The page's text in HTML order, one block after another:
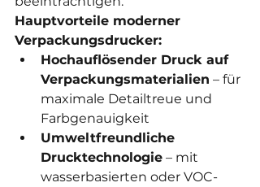
Hauptvorteile moderner
Verpackungsdrucker:
Hochauflösender Druck auf
Verpackungsmaterialien – für
maximale Detailtreue und
Farbgenauigkeit
Umweltfreundliche
Drucktechnologie – mit
wasserbasierten oder VOC-